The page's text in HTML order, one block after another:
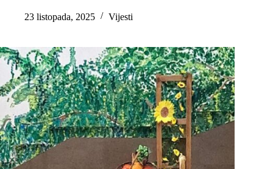
23 listopada, 2025 Vijesti